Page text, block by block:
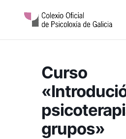
Curso
grupos»